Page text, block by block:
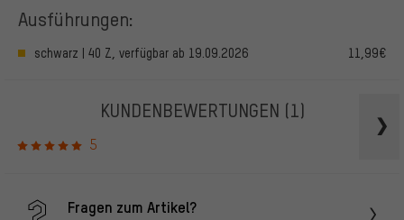
Ausführungen:
schwarz | 40 Z, verfügbar ab 19.09.2026 11,99€
KUNDENBEWERTUNGEN (1)
5
Fragen zum Artikel?